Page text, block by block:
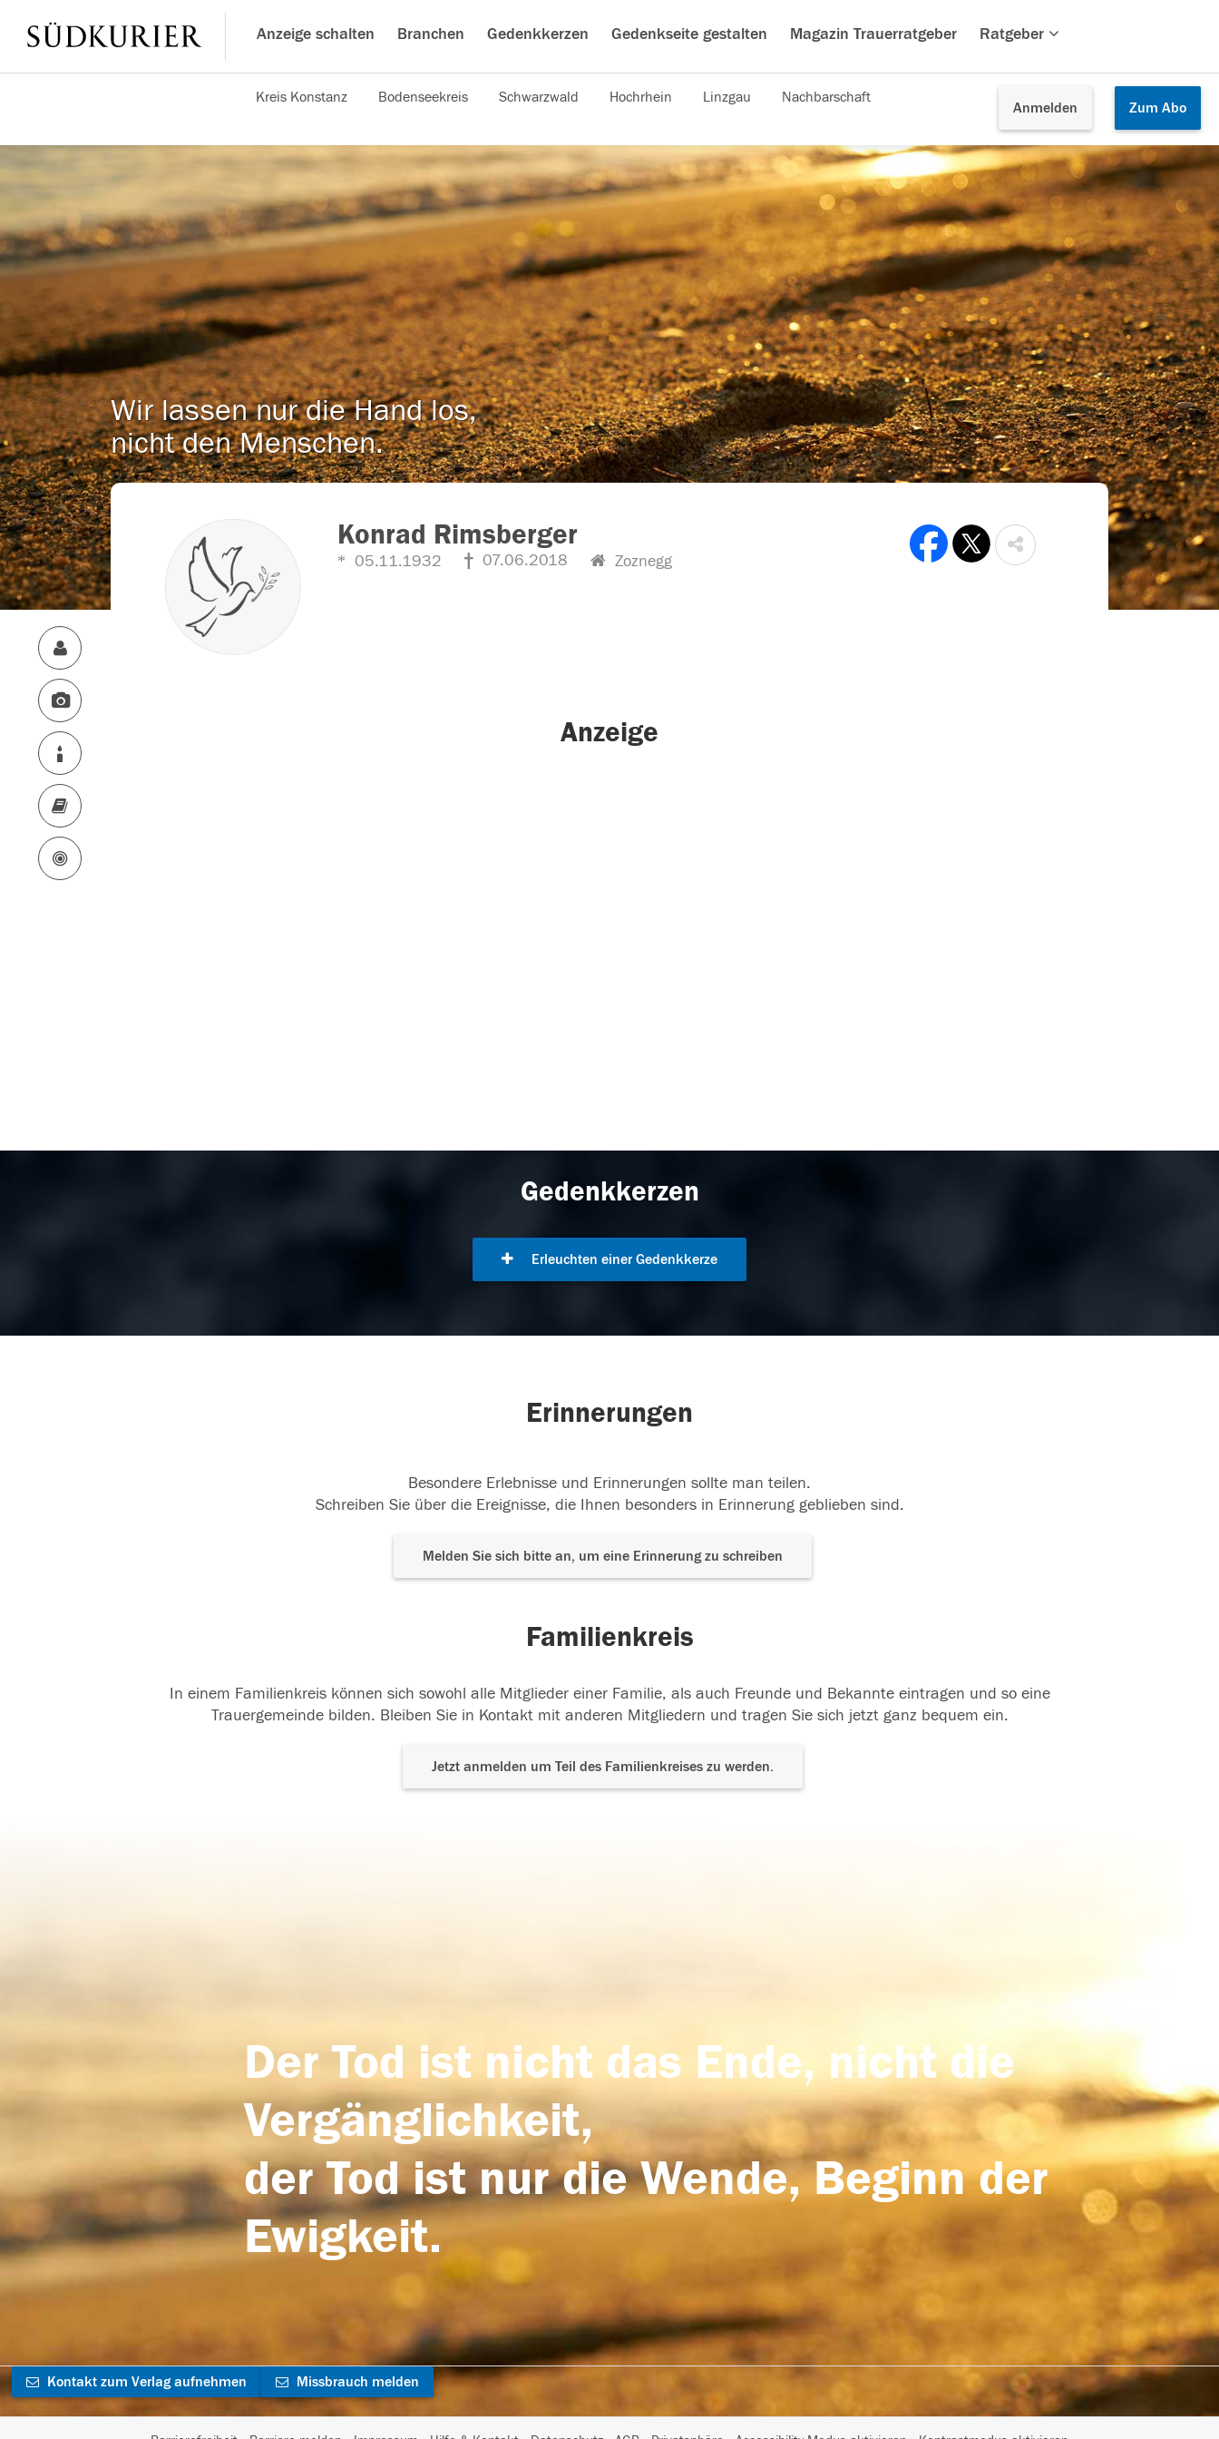
Anzeige schalten Branchen Gedenkkerzen Gedenkseite gestalten Magazin Trauerratgeber Ratgeber
Anmelden Zum Abo
Kreis Konstanz Bodenseekreis Schwarzwald Hochrhein Linzgau Nachbarschaft
Wir lassen nur die Hand los,
nicht den Menschen.
Konrad Rimsberger
05.11.1932 07.06.2018 Zoznegg
Anzeige
Gedenkkerzen
Erleuchten einer Gedenkkerze
Erinnerungen
Besondere Erlebnisse und Erinnerungen sollte man teilen.
Schreiben Sie über die Ereignisse, die Ihnen besonders in Erinnerung geblieben sind.
Melden Sie sich bitte an, um eine Erinnerung zu schreiben
Familienkreis
In einem Familienkreis können sich sowohl alle Mitglieder einer Familie, als auch Freunde und Bekannte eintragen und so eine
Trauergemeinde bilden. Bleiben Sie in Kontakt mit anderen Mitgliedern und tragen Sie sich jetzt ganz bequem ein.
Jetzt anmelden um Teil des Familienkreises zu werden.
Der Tod ist nicht das Ende, nicht die
Vergänglichkeit,
der Tod ist nur die Wende, Beginn der
Ewigkeit.
Kontakt zum Verlag aufnehmen Missbrauch melden